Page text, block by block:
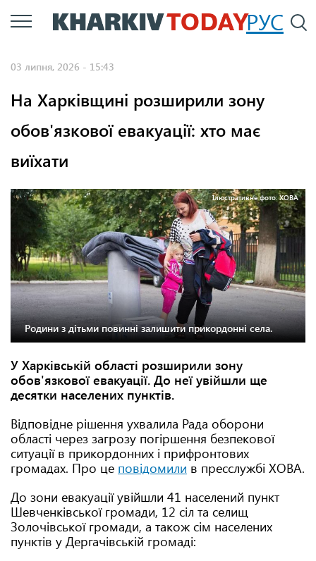
Перейти
до
РУС
03 липня, 2026 - 15:43
На Харківщині розширили зону
обов'язкової евакуації: хто має
виїхати
Ілюстративне фото: ХОВА
Родини з дітьми повинні залишити прикордонні села.
У Харківській області розширили зону
обов'язкової евакуації. До неї увійшли ще
десятки населених пунктів.
Відповідне рішення ухвалила Рада оборони
області через загрозу погіршення безпекової
ситуації в прикордонних і прифронтових
громадах. Про це повідомили в пресслужбі ХОВА.
До зони евакуації увійшли 41 населений пункт
Шевченківської громади, 12 сіл та селищ
Золочівської громади, а також сім населених
пунктів у Дергачівській громаді: